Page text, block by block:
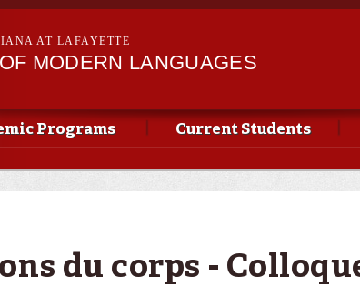
Skip to
AT LAFAYETTE
MODERN LANGUAGES
Programs Current Students
du corps -